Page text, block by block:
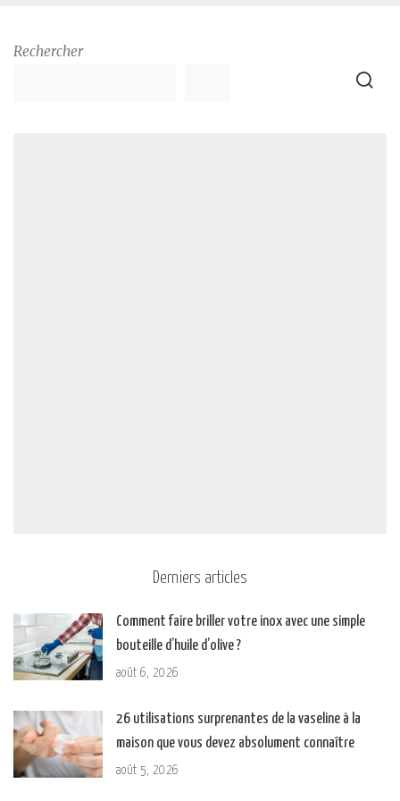
Rechercher
Derniers articles
Comment faire briller votre inox avec une simple
bouteille d’huile d’olive ?
août 6, 2026
26 utilisations surprenantes de la vaseline à la
maison que vous devez absolument connaître
août 5, 2026